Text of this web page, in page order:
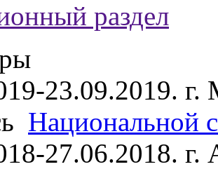
раздел
23.09.2019. г.
Национальной
27.06.2018.